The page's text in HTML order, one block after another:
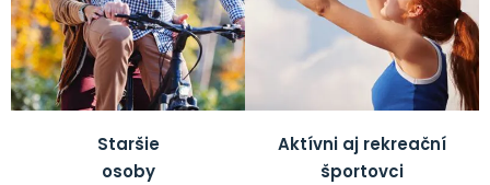
Staršie
osoby
Aktívni aj rekreační
športovci